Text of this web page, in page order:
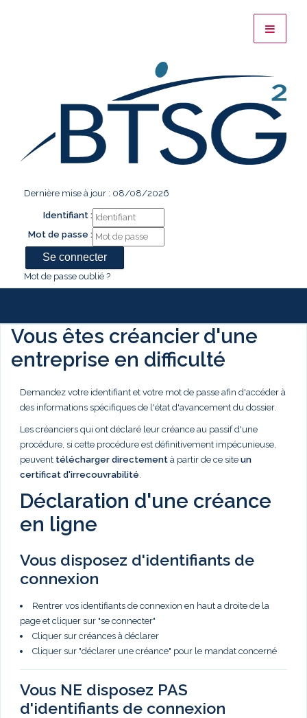
Dernière mise à jour : 08/08/2026
Identifiant :
Mot de passe :
Mot de passe oublié ?
Vous êtes créancier d'une
entreprise en difficulté
Demandez votre identifiant et votre mot de passe afin d'accéder à
des informations spécifiques de l'état d'avancement du dossier.
Les créanciers qui ont déclaré leur créance au passif d'une
procédure, si cette procédure est définitivement impécunieuse,
peuvent télécharger directement à partir de ce site un
certificat d'irrecouvrabilité.
Déclaration d'une créance
en ligne
Vous disposez d'identifiants de
connexion
Rentrer vos identifiants de connexion en haut a droite de la
page et cliquer sur "se connecter"
Cliquer sur créances à déclarer
Cliquer sur "déclarer une créance" pour le mandat concerné
Vous NE disposez PAS
d'identifiants de connexion